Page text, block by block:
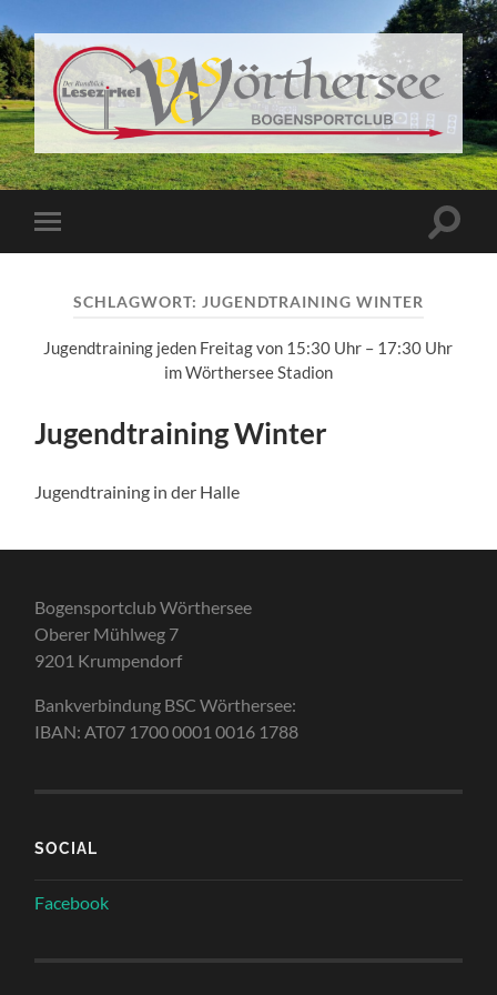
BSC
Wörthersee
Menü
SCHLAGWORT: JUGENDTRAINING WINTER
Jugendtraining jeden Freitag von 15:30 Uhr – 17:30 Uhr
im Wörthersee Stadion
Jugendtraining Winter
Jugendtraining in der Halle
Bogensportclub Wörthersee
Oberer Mühlweg 7
9201 Krumpendorf
Bankverbindung BSC Wörthersee:
IBAN: AT07 1700 0001 0016 1788
SOCIAL
Facebook